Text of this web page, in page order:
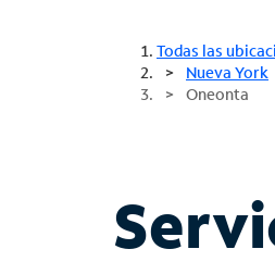
Todas las
Nueva York
Oneonta